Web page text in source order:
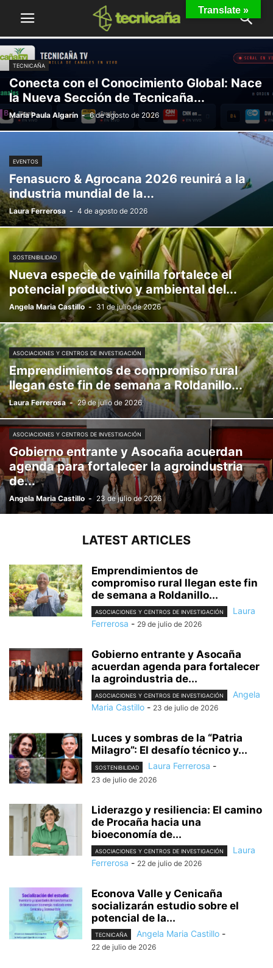
TECNICAÑA
Conecta con el Conocimiento Global: Nace
la Nueva Sección de Tecnicaña...
María Paula Algarín - 6 de agosto de 2026
EVENTOS
Fenasucro & Agrocana 2026 reunirá a la
industria mundial de la...
Laura Ferrerosa - 4 de agosto de 2026
SOSTENIBILIDAD
Nueva especie de vainilla fortalece el
potencial productivo y ambiental del...
Angela Maria Castillo - 31 de julio de 2026
ASOCIACIONES Y CENTROS DE INVESTIGACIÓN
Emprendimientos de compromiso rural
llegan este fin de semana a Roldanillo...
Laura Ferrerosa - 29 de julio de 2026
ASOCIACIONES Y CENTROS DE INVESTIGACIÓN
Gobierno entrante y Asocaña acuerdan
agenda para fortalecer la agroindustria
de...
Angela Maria Castillo - 23 de julio de 2026
LATEST ARTICLES
Emprendimientos de
compromiso rural llegan este fin
de semana a Roldanillo...
ASOCIACIONES Y CENTROS DE INVESTIGACIÓN
Laura
Ferrerosa - 29 de julio de 2026
Gobierno entrante y Asocaña
acuerdan agenda para fortalecer
la agroindustria de...
ASOCIACIONES Y CENTROS DE INVESTIGACIÓN
Angela
Maria Castillo - 23 de julio de 2026
Luces y sombras de la “Patria
Milagro”: El desafío técnico y...
SOSTENIBILIDAD Laura Ferrerosa -
23 de julio de 2026
Liderazgo y resiliencia: El camino
de Procaña hacia una
bioeconomía de...
ASOCIACIONES Y CENTROS DE INVESTIGACIÓN
Laura
Ferrerosa - 22 de julio de 2026
Econova Valle y Cenicaña
socializarán estudio sobre el
potencial de la...
TECNICAÑA Angela Maria Castillo -
22 de julio de 2026
Translate »